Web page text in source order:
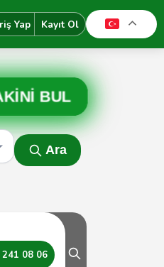
Yap Kayıt Ol
BUL
Ara
241 08 06